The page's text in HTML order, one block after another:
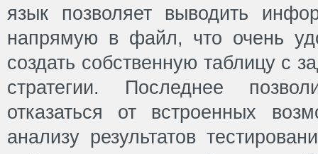
язык позволяет выводить
напрямую в файл, что очень
создать собственную таблицу с
стратегии. Последнее
отказаться от встроенных
анализу результатов